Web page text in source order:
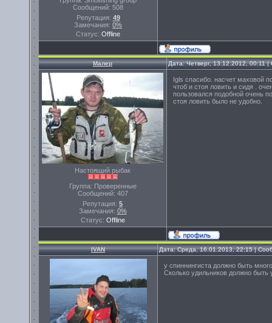
Сообщений: 508
Репутация: 49
Замечания: 0%
Статус: Offline
Малер Дата: Четверг, 13.12.2012, 00:11
Настоящий рыбак
Группа: Проверенные
Сообщений: 407
Репутация: 5
Замечания: 0%
Статус: Offline
Igls спасибо. насчет маховой
чтоб и стоя ловить и сидя .
пользовался подобной очень
стоя ловить было не удобно.
IVAN Дата: Среда, 16.01.2013, 22:15 |
у спиннингиста должно быть
Сколько удильников должно быть